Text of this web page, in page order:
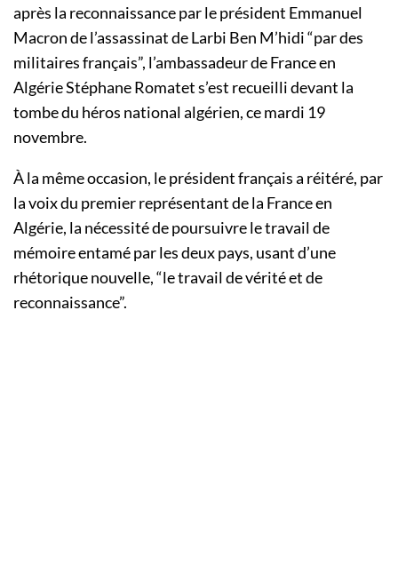
après la reconnaissance par le président Emmanuel
Macron de l’assassinat de Larbi Ben M’hidi “par des
militaires français”, l’ambassadeur de France en
Algérie Stéphane Romatet s’est recueilli devant la
tombe du héros national algérien, ce mardi 19
novembre.
À la même occasion, le président français a réitéré, par
la voix du premier représentant de la France en
Algérie, la nécessité de poursuivre le travail de
mémoire entamé par les deux pays, usant d’une
rhétorique nouvelle, “le travail de vérité et de
reconnaissance”.